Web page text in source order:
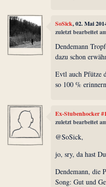
SoSick, 02. Mai
zuletzt bearbeitet
Dendemann
dazu schon
Evtl auch Pfütze
so 100 %
Ex-Stubenhocker
zuletzt bearbeitet
@SoSick,
jo, sry, da hast
Dendemann, die
Song: Gut und